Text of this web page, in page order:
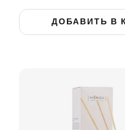
ДОБАВИТЬ В